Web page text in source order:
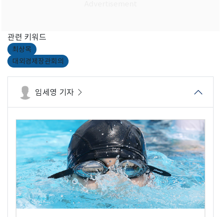
관련 키워드
최상목
대외경제장관회의
임세영 기자